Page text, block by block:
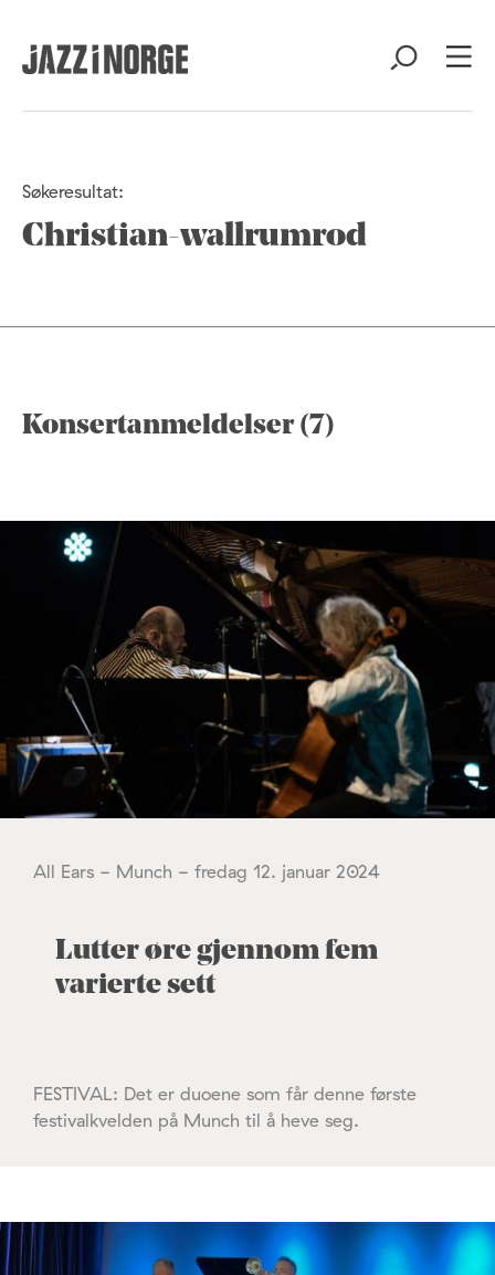
Søkeresultat:
Christian-wallrumrod
Konsertanmeldelser (7)
All Ears - Munch - fredag 12. januar 2024
Lutter øre gjennom fem
varierte sett
FESTIVAL: Det er duoene som får denne første
festivalkvelden på Munch til å heve seg.